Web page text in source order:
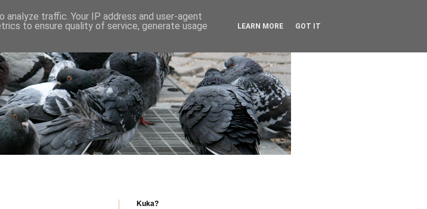
Kuka?
traffic. Your IP address and user-agent
to ensure quality of service, generate usage
LEARN MORE GOT IT